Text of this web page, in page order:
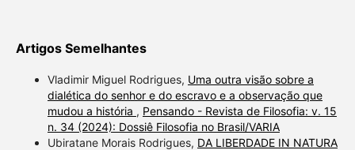
Artigos Semelhantes
Vladimir Miguel Rodrigues, Uma outra visão sobre a
dialética do senhor e do escravo e a observação que
mudou a história , Pensando - Revista de Filosofia: v. 15
n. 34 (2024): Dossiê Filosofia no Brasil/VARIA
Ubiratane Morais Rodrigues, DA LIBERDADE IN NATURA